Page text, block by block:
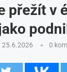
přežít v
25.6.2026 0